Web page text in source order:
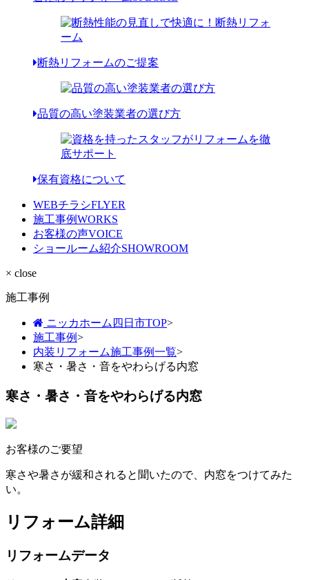
断熱リフォームのご提案
品質の高い塗装業者の選び方
保有資格について
WEBチラシFLYER
施工事例WORKS
お客様の声VOICE
ショールーム紹介SHOWROOM
× close
施工事例
ニッカホーム四日市TOP>
施工事例>
内装リフォーム施工事例一覧>
寒さ・暑さ・音をやわらげる内窓
寒さ・暑さ・音をやわらげる内窓
お客様のご要望
寒さや暑さが緩和されると聞いたので、内窓をつけてみた
い。
リフォーム詳細
リフォームデータ